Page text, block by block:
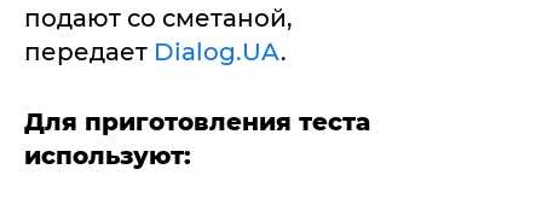
подают со сметаной,
передает Dialog.UA.
Для приготовления теста
используют: